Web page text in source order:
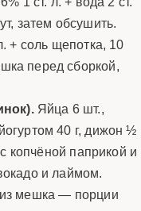
затем обсушить.
+ соль щепотка, 10
перед сборкой,
Яйца 6 шт.,
40 г, дижон ½
копчёной паприкой и
и лаймом.
из мешка — порции